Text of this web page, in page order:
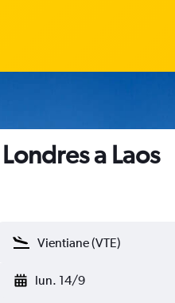
a Laos
lun. 14/9